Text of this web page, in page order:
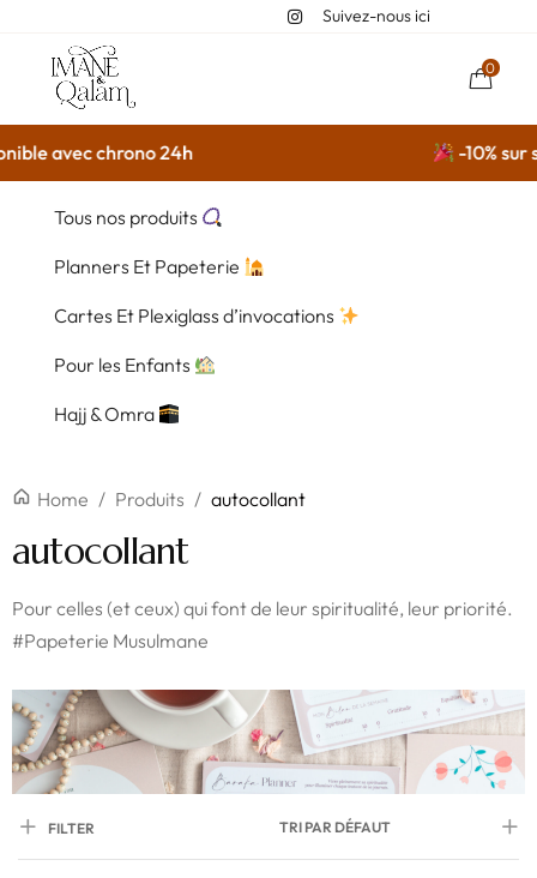
Suivez-nous ici
0
avec chrono 24h -10% sur
Tous nos produits
Planners Et Papeterie
Cartes Et Plexiglass d’invocations
Pour les Enfants
Hajj & Omra
Home / Produits / autocollant
autocollant
Pour celles (et ceux) qui font de leur spiritualité, leur priorité.
#Papeterie Musulmane
FILTER TRI PAR DÉFAUT